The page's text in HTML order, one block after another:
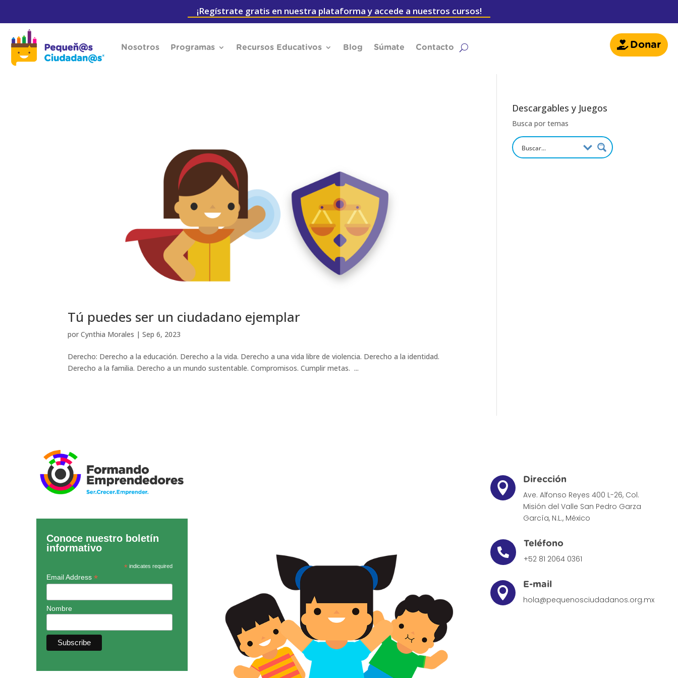
¡Regístrate gratis en nuestra plataforma y accede a nuestros cursos!
Nosotros Programas Recursos Educativos Blog Súmate Contacto Donar
Tú puedes ser un ciudadano ejemplar
porCynthia Morales |Sep 6, 2023
Derecho: Derecho a la educación. Derecho a la vida. Derecho a una vida libre de violencia. Derecho a la identidad.
Derecho a la familia. Derecho a un mundo sustentable. Compromisos. Cumplir metas. ...
Descargables y Juegos
Busca por temas
Conoce nuestro boletín
informativo
*indicates required
Email Address *
Nombre

Dirección
Ave. Alfonso Reyes 400 L-26, Col.
Misión del Valle San Pedro Garza
García, N.L., México

Teléfono
+52 81 2064 0361

E-mail
hola@pequenosciudadanos.org.mx